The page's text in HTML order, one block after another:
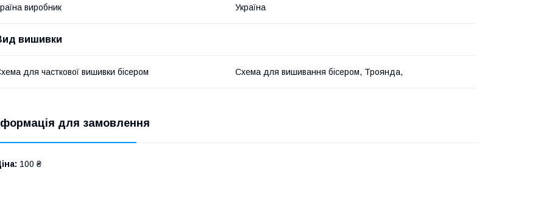
виробник Україна
вишивки
для часткової вишивки бісером Схема для вишивання бісером, Троянда,
для замовлення
100 ₴